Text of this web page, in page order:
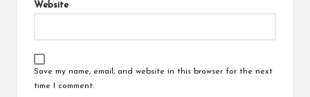
Website
Save my name, email, and website in this browser for the next
time I comment.